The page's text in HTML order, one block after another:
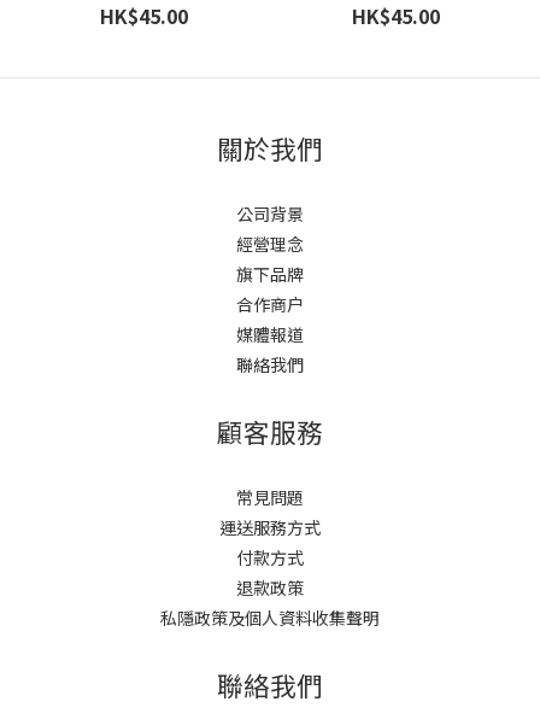
HK$45.00 HK$45.00
關於我們
公司背景
經營理念
旗下品牌
合作商户
媒體報道
聯絡我們
顧客服務
常見問題
運送服務方式
付款方式
退款政策
私隱政策及個人資料收集聲明
聯絡我們